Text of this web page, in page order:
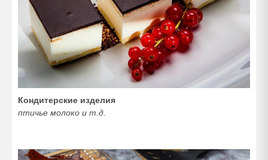
Кондитерские изделия
птичье молоко и т.д.